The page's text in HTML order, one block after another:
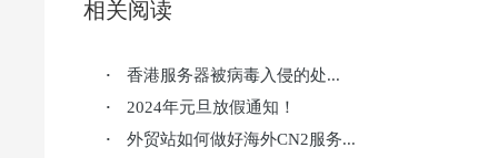
相关阅读
· 香港服务器被病毒入侵的处...
· 2024年元旦放假通知！
· 外贸站如何做好海外CN2服务...